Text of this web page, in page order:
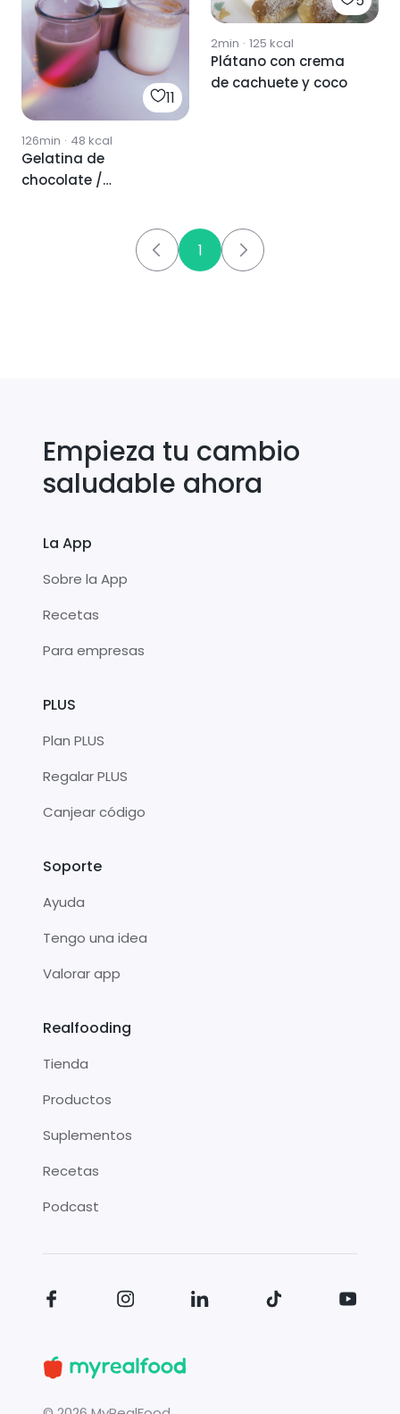
11
126min · 48 kcal
Gelatina de
chocolate /
2min · 125 kcal
Plátano con crema
de cachuete y coco
1
Empieza tu cambio
saludable ahora
La App
Sobre la App
Recetas
Para empresas
PLUS
Plan PLUS
Regalar PLUS
Canjear código
Soporte
Ayuda
Tengo una idea
Valorar app
Realfooding
Tienda
Productos
Suplementos
Recetas
Podcast